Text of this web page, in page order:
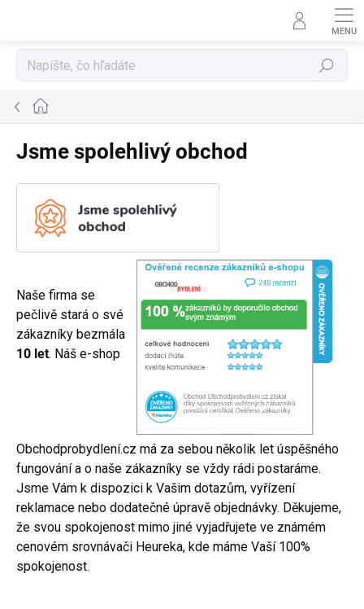
Hľadať
Domov
Jsme spolehlivý obchod
Naše firma se
pečlivě stará o své
zákazníky bezmála
10 let. Náš e-shop
Obchodprobydlení.cz má za sebou několik let úspěšného
fungování a o naše zákazníky se vždy rádi postaráme.
Jsme Vám k dispozici k Vašim dotazům, vyřízení
reklamace nebo dodatečné úpravě objednávky. Děkujeme,
že svou spokojenost mimo jiné vyjadřujete ve známém
cenovém srovnávači Heureka, kde máme Vaší 100%
spokojenost.